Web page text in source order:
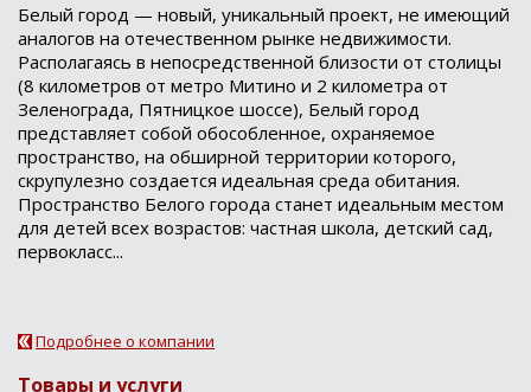
Белый город — новый, уникальный проект, не имеющий
аналогов на отечественном рынке недвижимости.
Располагаясь в непосредственной близости от столицы
(8 километров от метро Митино и 2 километра от
Зеленограда, Пятницкое шоссе), Белый город
представляет собой обособленное, охраняемое
пространство, на обширной территории которого,
скрупулезно создается идеальная среда обитания.
Пространство Белого города станет идеальным местом
для детей всех возрастов: частная школа, детский сад,
первокласс...
Подробнее о компании
Товары и услуги